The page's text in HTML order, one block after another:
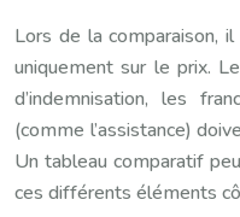
Lors de la comparaison,
uniquement sur le prix.
d’indemnisation, les
(comme l’assistance)
Un tableau comparatif
ces différents éléments